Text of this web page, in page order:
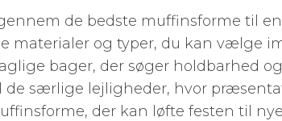
de bedste muffinsforme til
materialer og typer, du kan vælge
bager, der søger holdbarhed
de særlige lejligheder, hvor
der kan løfte festen til